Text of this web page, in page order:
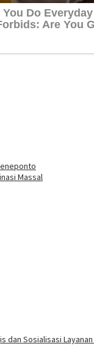
Massal
dan Sosialisasi Layanan